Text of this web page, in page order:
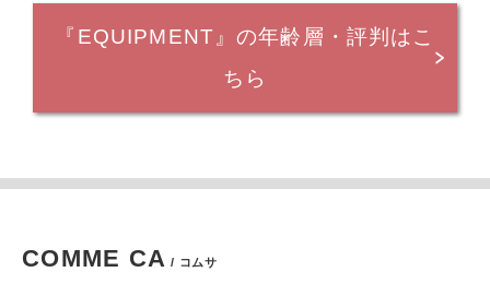
『EQUIPMENT』の年齢層・評判はこ
ちら
COMME CA / コムサ